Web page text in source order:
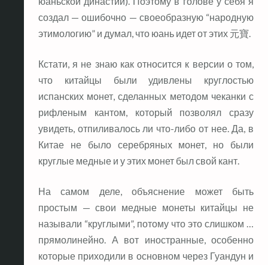
создал — ошибочно — своеобразную “народную
этимологию” и думал, что юань идет от этих 元寶.
Кстати, я не знаю как относится к версии о том,
что китайцы были удивлены круглостью
испанских монет, сделанных методом чеканки с
рифленым кантом, который позволял сразу
увидеть, отпиливалось ли что-либо от нее. Да, в
Китае не было серебряных монет, но были
круглые медные и у этих монет был свой кант.
На самом деле, объяснение может быть
простым — свои медные монеты китайцы не
называли “круглыми”, потому что это слишком …
прямолинейно. А вот иностранные, особенно
которые приходили в основном через Гуандун и